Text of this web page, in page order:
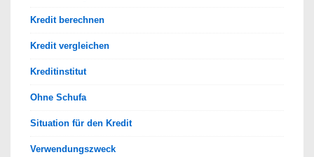
Kredit berechnen
Kredit vergleichen
Kreditinstitut
Ohne Schufa
Situation für den Kredit
Verwendungszweck